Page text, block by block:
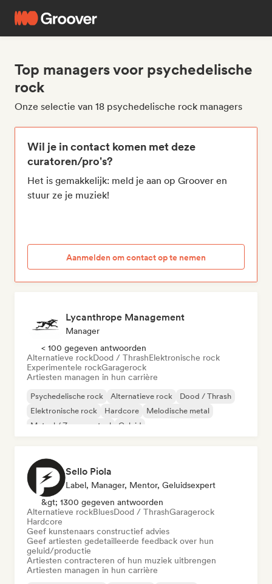
Top managers voor psychedelische
rock
Onze selectie van 18 psychedelische rock managers
Wil je in contact komen met deze
curatoren/pro's?
Het is gemakkelijk: meld je aan op Groover en
stuur ze je muziek!
Aanmelden om contact op te nemen
Lycanthrope Management
Manager
< 100 gegeven antwoorden
Alternatieve rockDood / ThrashElektronische rock
Experimentele rockGaragerock
Artiesten managen in hun carrière
Psychedelische rock Alternatieve rock
Dood / Thrash
Elektronische rock
Hardcore
Melodische metal
Metaal / Zwaar metaal
Geluid
Sello Piola
Label, Manager, Mentor, Geluidsexpert
&gt; 1300 gegeven antwoorden
Alternatieve rockBluesDood / ThrashGaragerock
Hardcore
Geef kunstenaars constructief advies
Geef artiesten gedetailleerde feedback over hun
geluid/productie
Artiesten contracteren of hun muziek uitbrengen
Artiesten managen in hun carrière